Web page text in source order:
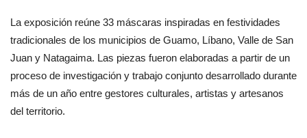
La exposición reúne 33 máscaras inspiradas en festividades
tradicionales de los municipios de Guamo, Líbano, Valle de San
Juan y Natagaima. Las piezas fueron elaboradas a partir de un
proceso de investigación y trabajo conjunto desarrollado durante
más de un año entre gestores culturales, artistas y artesanos
del territorio.